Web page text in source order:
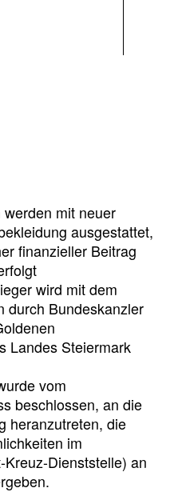
mit neuer
ausgestattet,
finanzieller Beitrag
wird mit dem
durch Bundeskanzler
Landes Steiermark
vom
beschlossen, an die
heranzutreten, die
im
Dienststelle) an